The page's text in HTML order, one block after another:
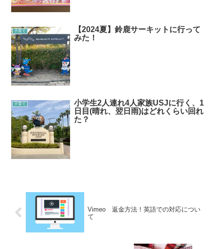
子育て
【2024夏】鈴鹿サーキットに行って
みた！
子育て
小学生2人連れ4人家族USJに行く、1
日目(晴れ、翌日雨)はどれくらい回れ
た？
Vimeo 返金方法！英語での対応につい
て